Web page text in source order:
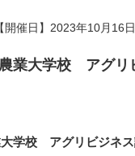
【開催日】2023年10月16日
業大学校 アグリ
大学校 アグリビジネ